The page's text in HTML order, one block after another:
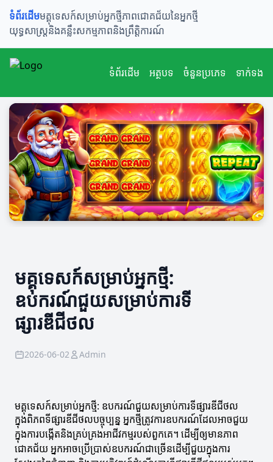
ទំព័រដើមមគ្គុទេសក៍សម្រាប់អ្នកថ្មីភាពជោគជ័យនៃអ្នកថ្មី
យុទ្ធសាស្ត្រនិងគន្លឹះសកម្មភាពនិងព្រឹត្តិការណ៍
ទំព័រដើម អត្ថបទ ចំនួនប្រភេទ ទាក់ទង
មគ្គុទេសក៍សម្រាប់អ្នកថ្មី:
ឧបករណ៍ជួយសម្រាប់ការទី
ផ្សារឌីជីថល
2026-06-02 Admin
មគ្គុទេសក៍សម្រាប់អ្នកថ្មី: ឧបករណ៍ជួយសម្រាប់ការទីផ្សារឌីជីថល
ក្នុងពិភពទីផ្សារឌីជីថលបច្ចុប្បន្ន អ្នកថ្មីត្រូវការឧបករណ៍ដែលអាចជួយ
ក្នុងការបង្កើតនិងគ្រប់គ្រងអាជីវកម្មរបស់ពួកគេ។ ដើម្បីឲ្យមានភាព
ជោគជ័យ អ្នកអាចប្រើប្រាស់ឧបករណ៍ជាច្រើនដើម្បីជួយក្នុងការ